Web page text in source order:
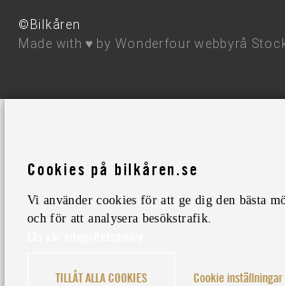
©Bilkåren
Made with ♥ by Wonderfour webbyrå
Cookies på bilkåren.se
Vi använder cookies för att ge dig den bästa
och för att analysera besökstrafik.
TILLÅT ALLA COOKIES Cookie inställningar